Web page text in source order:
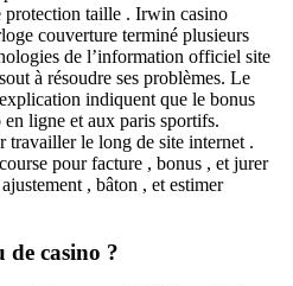
protection taille . Irwin casino
couverture terminé plusieurs
de l’information officiel site
à résoudre ses problèmes. Le
indiquent que le bonus
ligne et aux paris sportifs.
travailler le long de site internet .
pour facture , bonus , et jurer
, bâton , et estimer
de casino ?